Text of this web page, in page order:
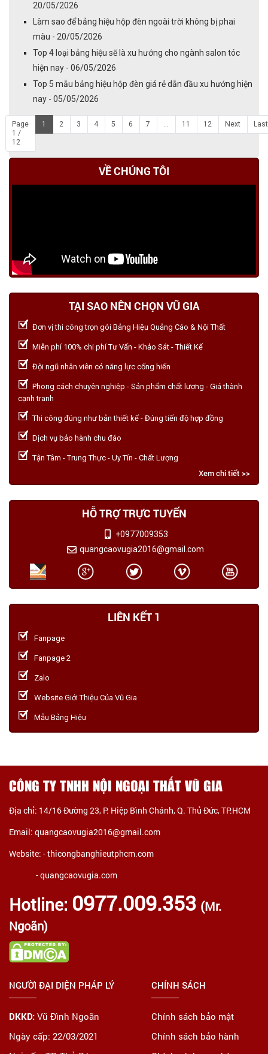
VỀ CHÚNG TÔI
TẠI SAO NÊN CHỌN VŨ GIA
Đơn vị thi công trọn gói Bảng Hiệu Quảng Cáo & Nội Thất
Miễn phí 100% chi phí Tư Vấn - Khảo Sát - Thiết Kế
Đội ngũ nhân viên có năng lực cống hiến
Phong cách chuyên nghiệp - Sản phẩm chất lượng - Giá thành
cạnh tranh
Thi công đúng như bản thiết kế - Đúng tiến độ hợp đồng
Dịch vụ bảo hành chu đáo
Tận Tâm - Trung Thực - Uy Tín - Chất Lượng
Xem chi tiết >>
HỖ TRỢ TRỰC TUYẾN
+0977009353
quangcaovugia2016@gmail.com
LIÊN KẾT 1
Fanpage
Fanpage 2
Zalo
Website Giới Thiệu Của Vũ Gia
Mẫu Bảng Hiệu
20/05/2026
Làm sao để bảng hiệu hộp đèn ngoài trời không bị phai
màu - 20/05/2026
Top 4 loại bảng hiệu sẽ là xu hướng cho ngành salon tóc
hiện nay - 06/05/2026
Top 5 mẫu bảng hiệu hộp đèn giá rẻ dẫn đầu xu hướng hiện
nay - 05/05/2026
Page
1 /
12
1 2 3 4 5 6 7 ... 11 12 Next Last
CÔNG TY TNHH NỘI NGOẠI THẤT VŨ GIA
Địa chỉ: 14/16 Đường 23, P. Hiệp Bình Chánh, Q. Thủ Đức, TP.HCM
Email: quangcaovugia2016@gmail.com
Website: -thicongbanghieutphcm.com
- quangcaovugia.com
Hotline: 0977.009.353 (Mr.
Ngoãn)
NGƯỜI ĐẠI DIỆN PHÁP LÝ
DKKD: Vũ Đình Ngoãn
Ngày cấp: 22/03/2021
CHÍNH SÁCH
Chính sách bảo mật
Chính sách bảo hành